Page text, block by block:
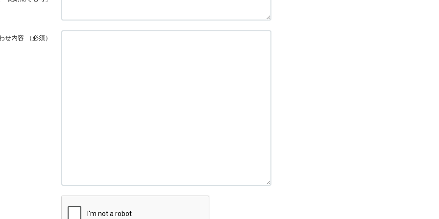
せ内容 （必須）